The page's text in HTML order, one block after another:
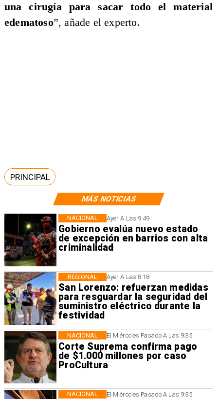
MÁS NOTICIAS
Ayer A Las 9:49
Gobierno evalúa nuevo estado
de excepción en barrios con alta
criminalidad
NACIONAL
Ayer A Las 8:18
San Lorenzo: refuerzan medidas
para resguardar la seguridad del
suministro eléctrico durante la
festividad
REGIONAL
El Miércoles Pasado A Las 9:35
Corte Suprema confirma pago
de $1.000 millones por caso
ProCultura
NACIONAL
El Miércoles Pasado A Las 9:35
NACIONAL
una cirugía para sacar todo el material
edematoso”, añade el experto.
PRINCIPAL